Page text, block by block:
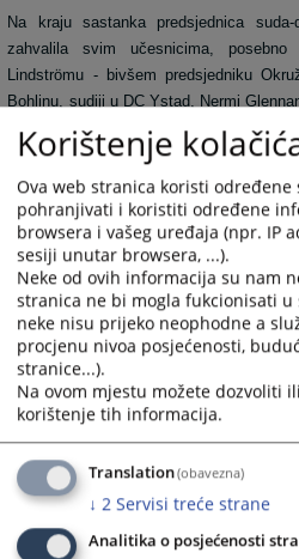
Na kraju sastanka predsjednica
zahvalila svim učesnicima,
Lindströmu - bivšem predsjedniku
Bohlinu, sudiji u DC Ystad, Nermi
u DC Malmö, Marielli Cockrell,
međunarodnom stručnjaku SNCA.
Posebnu zahvalnost za uspješnu
Šćuk, pravnim savjetnicama VSTS BiH.
8208
Korištenje
Ova web stranica koristi određene
pohranjivati i koristiti određene
browsera i vašeg uređaja (npr. IP
sesiji unutar browsera, ...).
Neke od ovih informacija su nam
stranica ne bi mogla fukcionisati
neke nisu prijeko neophodne a
procjenu nivoa posjećenosti,
stranice...).
Na ovom mjestu možete dozvoliti
korištenje tih informacija.
Translation(obavezna)
↓ 2 Servisi treće strane
Analitika o posjećenosti